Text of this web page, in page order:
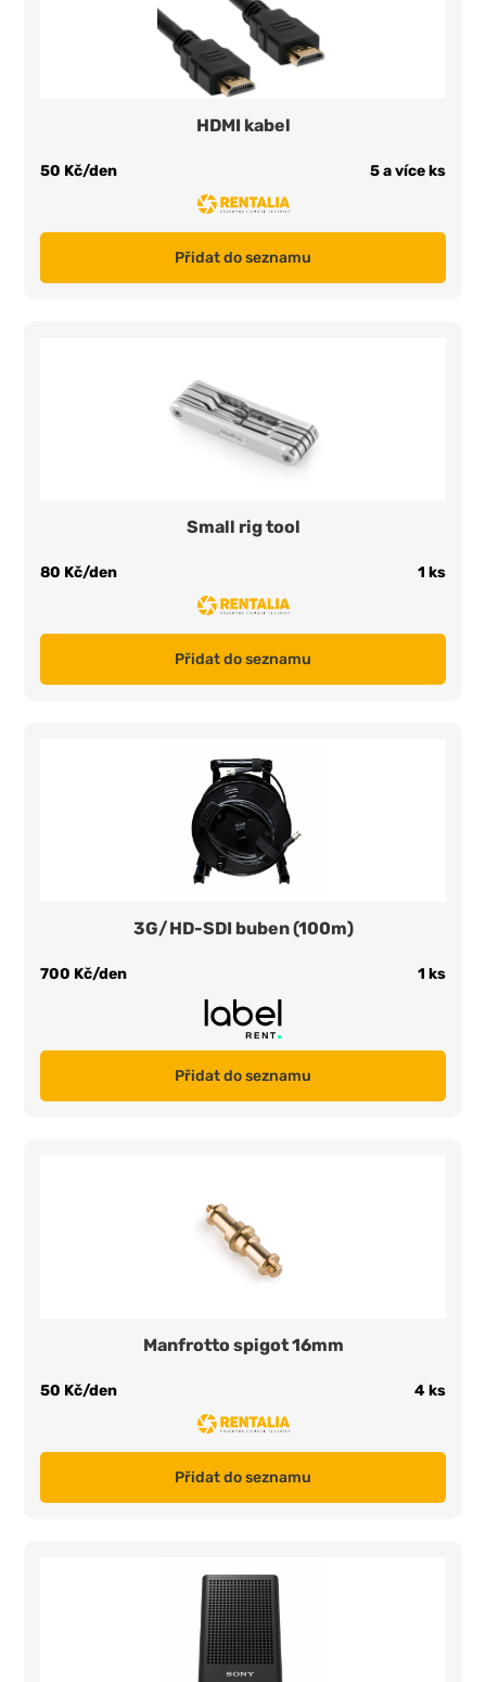
HDMI kabel
50 Kč/den 5 a více ks
Přidat do seznamu
Small rig tool
80 Kč/den 1 ks
Přidat do seznamu
3G/HD-SDI buben (100m)
700 Kč/den 1 ks
Přidat do seznamu
Manfrotto spigot 16mm
50 Kč/den 4 ks
Přidat do seznamu